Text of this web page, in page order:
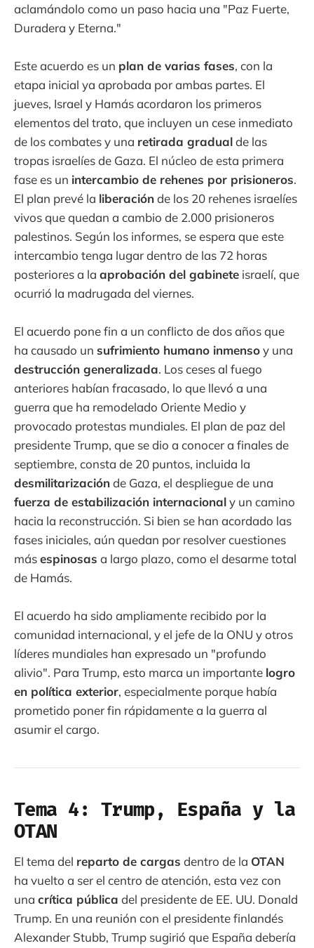
aclamándolo como un paso hacia una "Paz Fuerte,
Duradera y Eterna."
Este acuerdo es un plan de varias fases, con la
etapa inicial ya aprobada por ambas partes. El
jueves, Israel y Hamás acordaron los primeros
elementos del trato, que incluyen un cese inmediato
de los combates y una retirada gradualde las
tropas israelíes de Gaza. El núcleo de esta primera
fase es un intercambio de rehenes por prisioneros.
El plan prevé la liberaciónde los 20 rehenes israelíes
vivos que quedan a cambio de 2.000 prisioneros
palestinos. Según los informes, se espera que este
intercambio tenga lugar dentro de las 72 horas
posteriores a la aprobación del gabinete israelí, que
ocurrió la madrugada del viernes.
El acuerdo pone fin a un conflicto de dos años que
ha causado un sufrimiento humano inmensoy una
destrucción generalizada. Los ceses al fuego
anteriores habían fracasado, lo que llevó a una
guerra que ha remodelado Oriente Medio y
provocado protestas mundiales. El plan de paz del
presidente Trump, que se dio a conocer a finales de
septiembre, consta de 20 puntos, incluida la
desmilitarizaciónde Gaza, el despliegue de una
fuerza de estabilización internacionaly un camino
hacia la reconstrucción. Si bien se han acordado las
fases iniciales, aún quedan por resolver cuestiones
másespinosas a largo plazo, como el desarme total
de Hamás.
El acuerdo ha sido ampliamente recibido por la
comunidad internacional, y el jefe de la ONU y otros
líderes mundiales han expresado un "profundo
alivio". Para Trump, esto marca un importante logro
en política exterior, especialmente porque había
prometido poner fin rápidamente a la guerra al
asumir el cargo.
Tema 4: Trump, España y la
OTAN
El tema del reparto de cargas dentro de la OTAN
ha vuelto a ser el centro de atención, esta vez con
una crítica pública del presidente de EE. UU. Donald
Trump. En una reunión con el presidente finlandés
Alexander Stubb, Trump sugirió que España debería